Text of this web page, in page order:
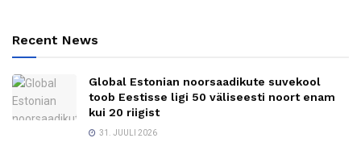
Recent News
Global Estonian noorsaadikute suvekool
toob Eestisse ligi 50 väliseesti noort enam
kui 20 riigist
31. JUULI 2026